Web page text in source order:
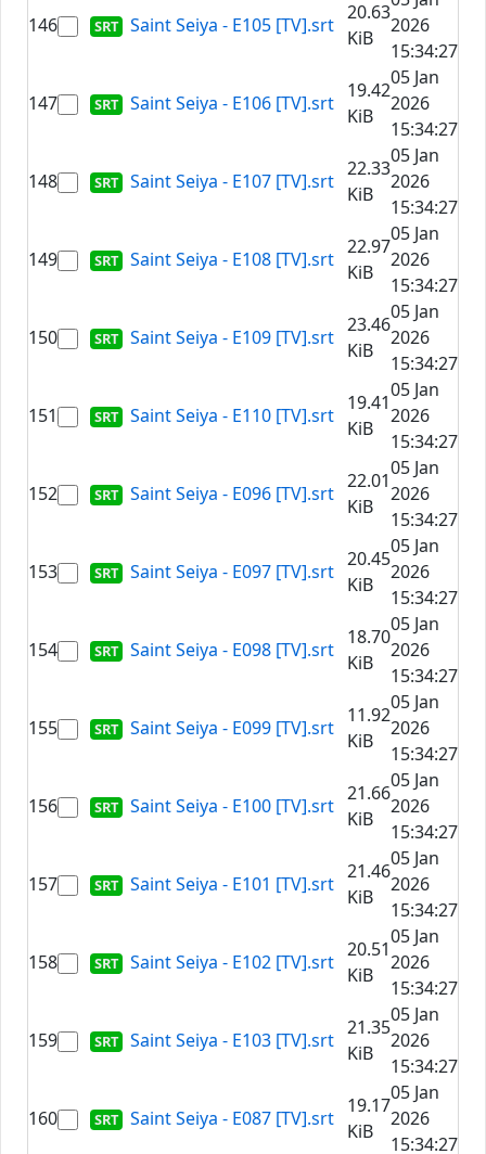
146 Saint Seiya - E105 [TV].srt
20.63
KiB
2026
15:34:27
147 Saint Seiya - E106 [TV].srt
19.42
KiB
05 Jan
2026
15:34:27
148 Saint Seiya - E107 [TV].srt
22.33
KiB
05 Jan
2026
15:34:27
149 Saint Seiya - E108 [TV].srt
22.97
KiB
05 Jan
2026
15:34:27
150 Saint Seiya - E109 [TV].srt
23.46
KiB
05 Jan
2026
15:34:27
151 Saint Seiya - E110 [TV].srt
19.41
KiB
05 Jan
2026
15:34:27
152 Saint Seiya - E096 [TV].srt
22.01
KiB
05 Jan
2026
15:34:27
153 Saint Seiya - E097 [TV].srt
20.45
KiB
05 Jan
2026
15:34:27
154 Saint Seiya - E098 [TV].srt
18.70
KiB
05 Jan
2026
15:34:27
155 Saint Seiya - E099 [TV].srt
11.92
KiB
05 Jan
2026
15:34:27
156 Saint Seiya - E100 [TV].srt
21.66
KiB
05 Jan
2026
15:34:27
157 Saint Seiya - E101 [TV].srt
21.46
KiB
05 Jan
2026
15:34:27
158 Saint Seiya - E102 [TV].srt
20.51
KiB
05 Jan
2026
15:34:27
159 Saint Seiya - E103 [TV].srt
21.35
KiB
05 Jan
2026
15:34:27
160 Saint Seiya - E087 [TV].srt
19.17
KiB
05 Jan
2026
15:34:27